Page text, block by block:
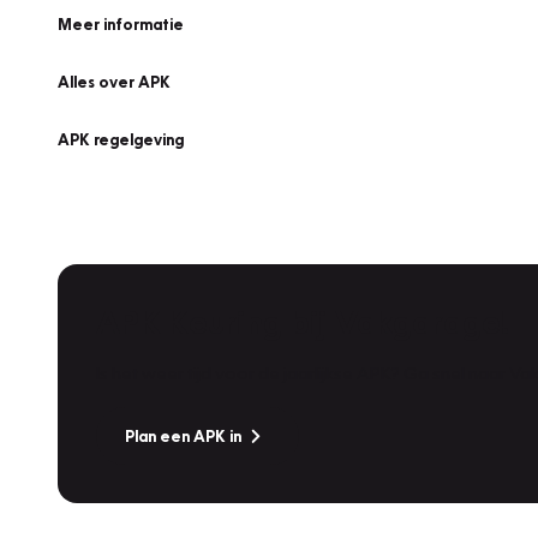
Meer informatie
Alles over APK
APK regelgeving
Plan een APK in